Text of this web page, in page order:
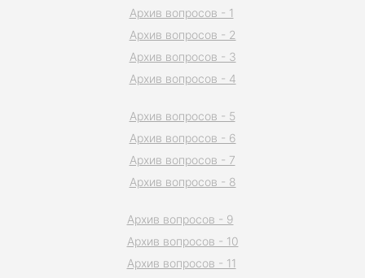
Архив вопросов - 1
Архив вопросов - 2
Архив вопросов - 3
Архив вопросов - 4
Архив вопросов - 5
Архив вопросов - 6
Архив вопросов - 7
Архив вопросов - 8
Архив вопросов - 9
Архив вопросов - 10
Архив вопросов - 11